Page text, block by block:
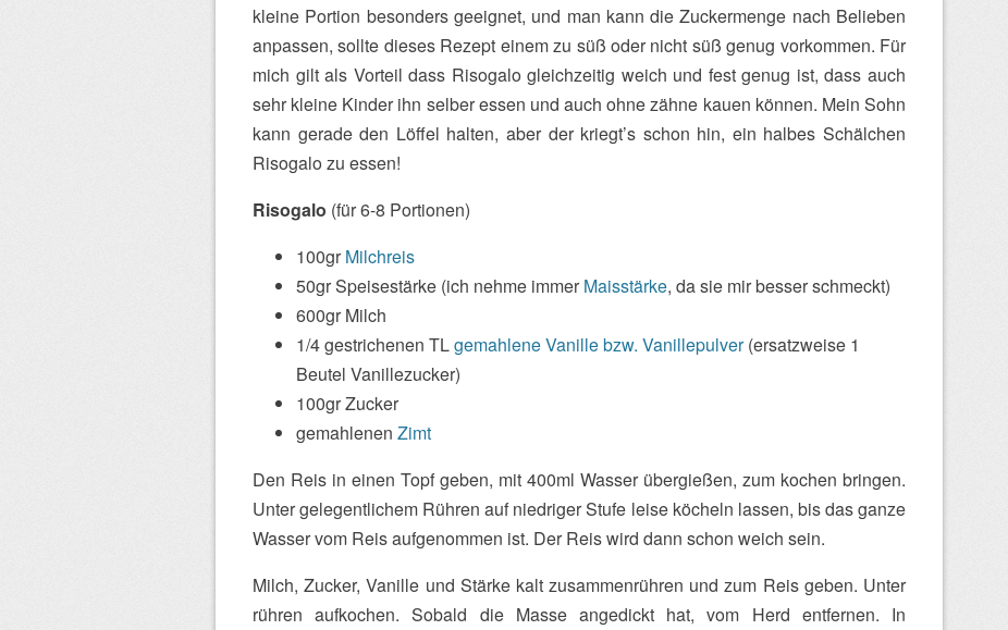
kleine Portion besonders geeignet, und man kann die Zuckermenge nach Belieben
anpassen, sollte dieses Rezept einem zu süß oder nicht süß genug vorkommen. Für
mich gilt als Vorteil dass Risogalo gleichzeitig weich und fest genug ist, dass auch
sehr kleine Kinder ihn selber essen und auch ohne zähne kauen können. Mein Sohn
kann gerade den Löffel halten, aber der kriegt’s schon hin, ein halbes Schälchen
Risogalo zu essen!
Risogalo (für 6-8 Portionen)
100grMilchreis
50gr Speisestärke (ich nehme immerMaisstärke, da sie mir besser schmeckt)
600gr Milch
1/4 gestrichenen TLgemahlene Vanille bzw. Vanillepulver(ersatzweise 1
Beutel Vanillezucker)
100gr Zucker
gemahlenen Zimt
Den Reis in einen Topf geben, mit 400ml Wasser übergießen, zum kochen bringen.
Unter gelegentlichem Rühren auf niedriger Stufe leise köcheln lassen, bis das ganze
Wasser vom Reis aufgenommen ist. Der Reis wird dann schon weich sein.
Milch, Zucker, Vanille und Stärke kalt zusammenrühren und zum Reis geben. Unter
rühren aufkochen. Sobald die Masse angedickt hat, vom Herd entfernen. In